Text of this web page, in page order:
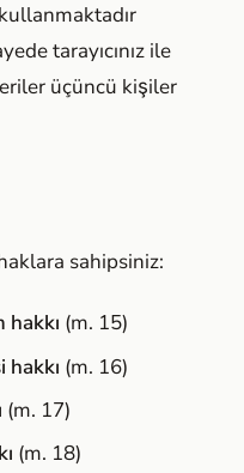
tarayıcınız ile
üçüncü kişiler
sahipsiniz:
hakkı (m. 15)
(m. 16)
(m. 17)
(m. 18)